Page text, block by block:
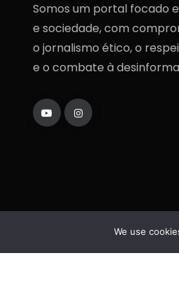
Somos um portal focado
e sociedade, com
o jornalismo ético, o
e o combate à
We use